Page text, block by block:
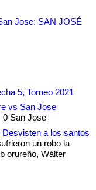
Jose: SAN JOSÉ
5, Torneo 2021
vs San Jose
0 San Jose
a los santos
un robo la
orureño, Wálter